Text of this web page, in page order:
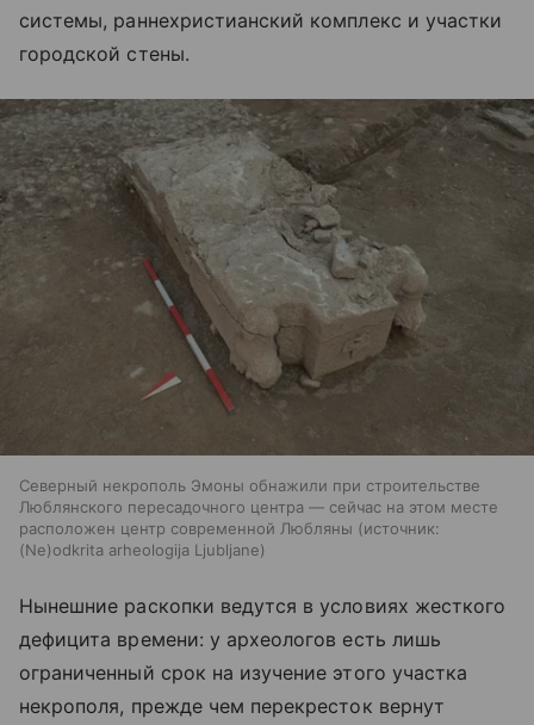
системы, раннехристианский комплекс и участки
городской стены.
Северный некрополь Эмоны обнажили при строительстве
Люблянского пересадочного центра — сейчас на этом месте
расположен центр современной Любляны
источник:
(Ne)odkrita arheologija Ljubljane
Нынешние раскопки ведутся в условиях жесткого
дефицита времени: у археологов есть лишь
ограниченный срок на изучение этого участка
некрополя, прежде чем перекресток вернут